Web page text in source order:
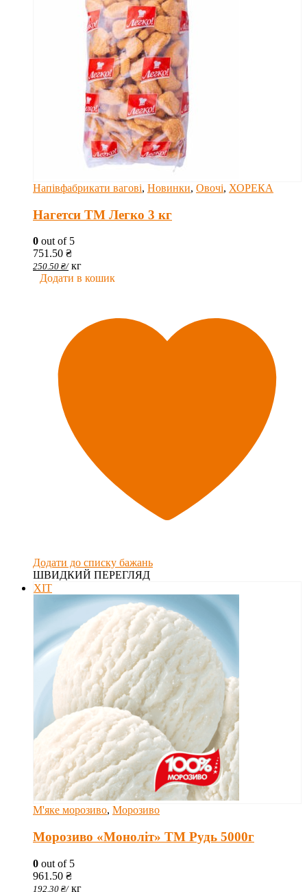
Напівфабрикати вагові, Новинки, Овочі, ХОРЕКА
Нагетси ТМ Легко 3 кг
0 out of 5
751.50 ₴
250.50 ₴/ кг
Додати в кошик
Додати до списку бажань
ШВИДКИЙ ПЕРЕГЛЯД
ХІТ
М'яке морозиво, Морозиво
Морозиво «Моноліт» ТМ Рудь 5000г
0 out of 5
961.50 ₴
192.30 ₴/ кг